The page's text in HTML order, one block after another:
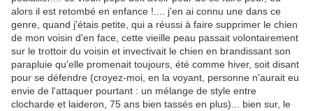
alors il est retombé en enfance !.... j'en ai connu une dans ce
genre, quand j'étais petite, qui a réussi à faire supprimer le chien
de mon voisin d'en face, cette vieille peau passait volontairement
sur le trottoir du voisin et invectivait le chien en brandissant son
parapluie qu'elle promenait toujours, été comme hiver, soit disant
pour se défendre (croyez-moi, en la voyant, personne n'aurait eu
envie de l'attaquer pourtant : un mélange de style entre
clocharde et laideron, 75 ans bien tassés en plus)... bien sur, le